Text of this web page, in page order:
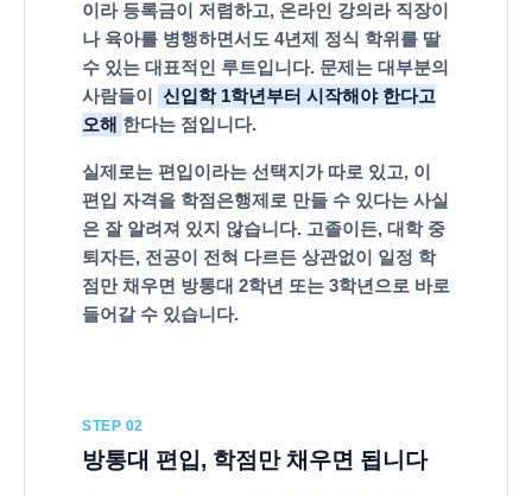
입
학
점
은
제
고
졸
입
이라 등록금이 저렴하고, 온라인 강의라 직장이
나 육아를 병행하면서도 4년제 정식 학위를 딸
수 있는 대표적인 루트입니다. 문제는 대부분의
사람들이
신입학 1학년부터 시작해야 한다고
오해 한다는 점입니다.
실제로는 편입이라는 선택지가 따로 있고, 이
편입 자격을 학점은행제로 만들 수 있다는 사실
은 잘 알려져 있지 않습니다. 고졸이든, 대학 중
퇴자든, 전공이 전혀 다르든 상관없이 일정 학
점만 채우면 방통대 2학년 또는 3학년으로 바로
들어갈 수 있습니다.
STEP 02
방통대 편입, 학점만 채우면 됩니다